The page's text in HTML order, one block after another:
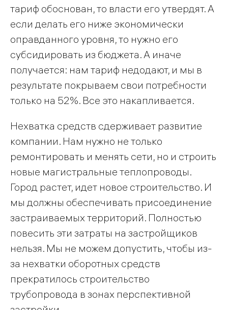
тариф обоснован, то власти его утвердят. А
если делать его ниже экономически
оправданного уровня, то нужно его
субсидировать из бюджета. А иначе
получается: нам тариф недодают, и мы в
результате покрываем свои потребности
только на 52%. Все это накапливается.
Нехватка средств сдерживает развитие
компании. Нам нужно не только
ремонтировать и менять сети, но и строить
новые магистральные теплопроводы.
Город растет, идет новое строительство. И
мы должны обеспечивать присоединение
застраиваемых территорий. Полностью
повесить эти затраты на застройщиков
нельзя. Мы не можем допустить, чтобы из-
за нехватки оборотных средств
прекратилось строительство
трубопровода в зонах перспективной